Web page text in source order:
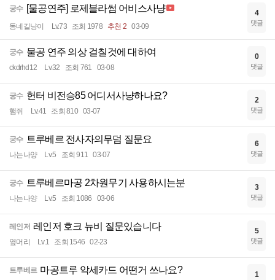
궁수 [물공연주] 로제블라썸 어비스사냥
동네길냥이 Lv.73 조회 1978 추천 2 03-09
4
댓글
궁수 물공 연주 의상 걸칠것에 대하여
ckdrhd12 Lv.32 조회 761 03-08
0
댓글
궁수 헌터 비전승85 어디서사냥하나요?
햄쥐 Lv.41 조회 810 03-07
2
댓글
궁수 트루베르 전사자의무덤 질문요
나는나양 Lv.5 조회 911 03-07
6
댓글
궁수 트루베르마공 2차원무기 사용하시는분
나는나양 Lv.5 조회 1086 03-06
3
댓글
레인저 레인저 호크 뉴비 질문있습니다
옆머리 Lv.1 조회 1546 02-23
5
댓글
트루베르 마공트루 악세카드 어떤거 쓰나요? 1